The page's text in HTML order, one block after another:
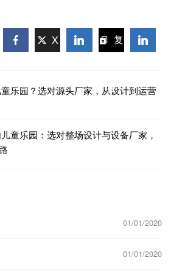
X
复
接
乐园？选对源头厂家，从设计到运营
童乐园：选对整场设计与设备厂家，
01/01/2020
01/01/2020